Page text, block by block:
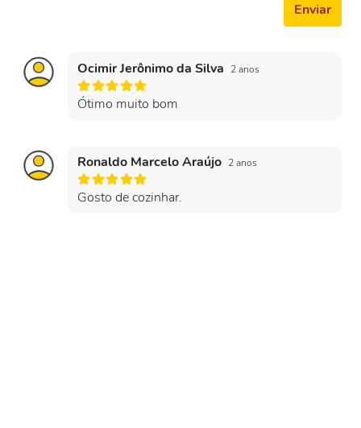
Enviar
Ocimir Jerônimo da Silva 2 anos
Ótimo muito bom
Ronaldo Marcelo Araújo 2 anos
Gosto de cozinhar.